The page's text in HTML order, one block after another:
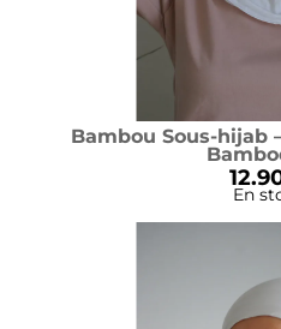
Bambou Sous-hijab
En